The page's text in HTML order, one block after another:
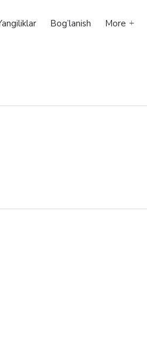
Bog’lanish More